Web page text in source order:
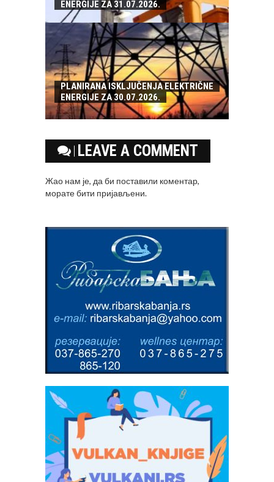
ENERGIJE ZA 31.07.2026.
PLANIRANA ISKLJUČENJA ELEKTRIČNE
ENERGIJE ZA 30.07.2026.
LEAVE A COMMENT
Жао нам је, да би поставили коментар,
моратебити пријављени.